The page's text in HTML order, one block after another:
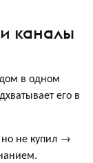
каналы
в одном
его в
но не купил →